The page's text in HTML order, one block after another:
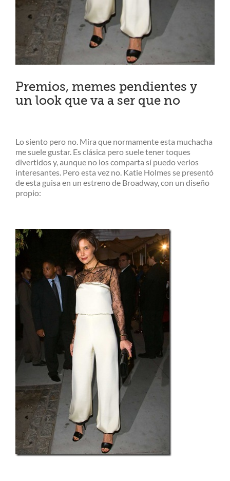
Premios, memes pendientes y
un look que va a ser que no
Lo siento pero no. Mira que normamente esta muchacha
me suele gustar. Es clásica pero suele tener toques
divertidos y, aunque no los comparta sí puedo verlos
interesantes. Pero esta vez no. Katie Holmes se presentó
de esta guisa en un estreno de Broadway, con un diseño
propio: